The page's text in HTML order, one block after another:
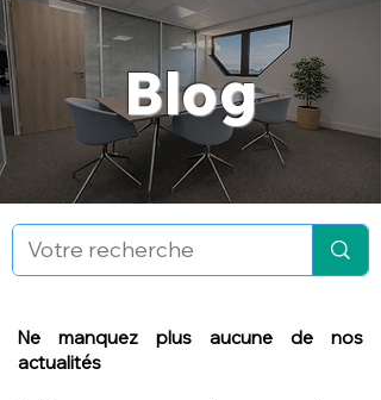
Blog
Ne manquez plus aucune de nos
actualités